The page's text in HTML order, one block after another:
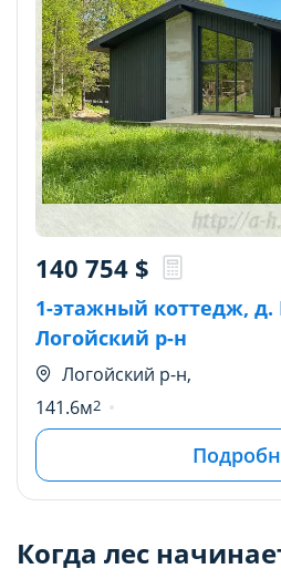
1-этажный коттедж, д.
Логойский р-н
Логойский р-н,
140 754 $
141.6м2
Когда лес